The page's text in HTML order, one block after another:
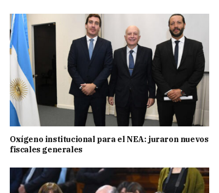
Oxígeno institucional para el NEA: juraron nuevos
fiscales generales